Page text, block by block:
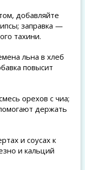
добавляйте
заправка —
тахини.
льна в хлеб
повысит
орехов с чиа;
держать
и соусах к
и кальций